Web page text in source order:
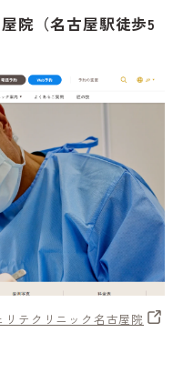
院（名古屋駅徒歩5
リテクリニック名古屋院